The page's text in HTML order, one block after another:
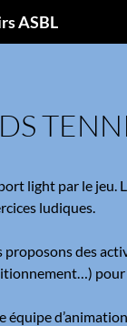
ASBL
light par le jeu.
ludiques.
proposons des
pour
équipe